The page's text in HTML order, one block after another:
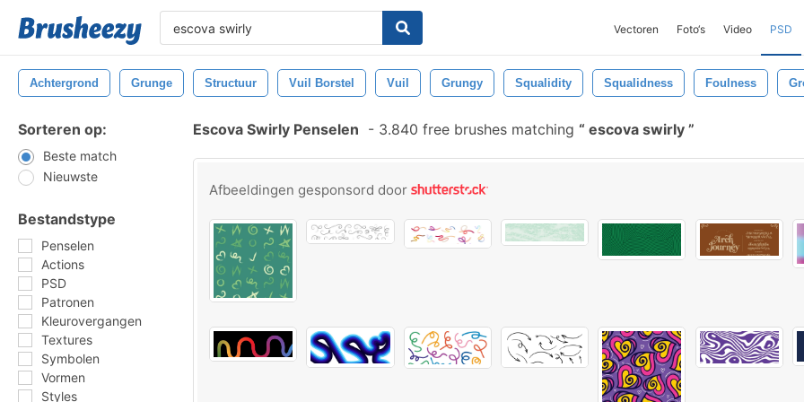
Vectoren Foto‘s Video PSD
Achtergrond Grunge Structuur Vuil Borstel Vuil Grungy Squalidity Squalidness Foulness
Sorteren op:
Beste match
Nieuwste
Bestandstype
Penselen
Actions
PSD
Patronen
Kleurovergangen
Textures
Symbolen
Vormen
Styles
Escova Swirly Penselen - 3.840 free brushes matching escova swirly
Afbeeldingen gesponsord door